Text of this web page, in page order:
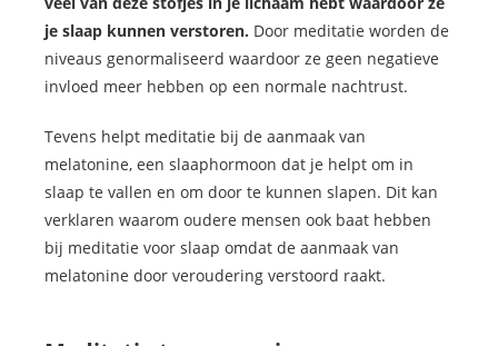
je slaap kunnen verstoren. Door meditatie worden de
niveaus genormaliseerd waardoor ze geen negatieve
invloed meer hebben op een normale nachtrust.
Tevens helpt meditatie bij de aanmaak van
melatonine, een slaaphormoon dat je helpt om in
slaap te vallen en om door te kunnen slapen. Dit kan
verklaren waarom oudere mensen ook baat hebben
bij meditatie voor slaap omdat de aanmaak van
melatonine door veroudering verstoord raakt.